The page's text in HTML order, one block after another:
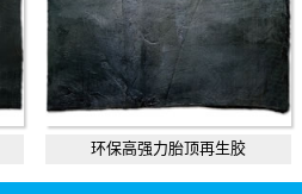
环保高强力胎顶再生胶